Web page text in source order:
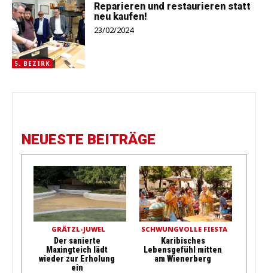
5. BEZIRK
Reparieren und restaurieren statt
neu kaufen!
23/02/2024
NEUESTE BEITRÄGE
GRÄTZL-JUWEL
Der sanierte
Maxingteich lädt
wieder zur Erholung
ein
SCHWUNGVOLLE FIESTA
Karibisches
Lebensgefühl mitten
am Wienerberg